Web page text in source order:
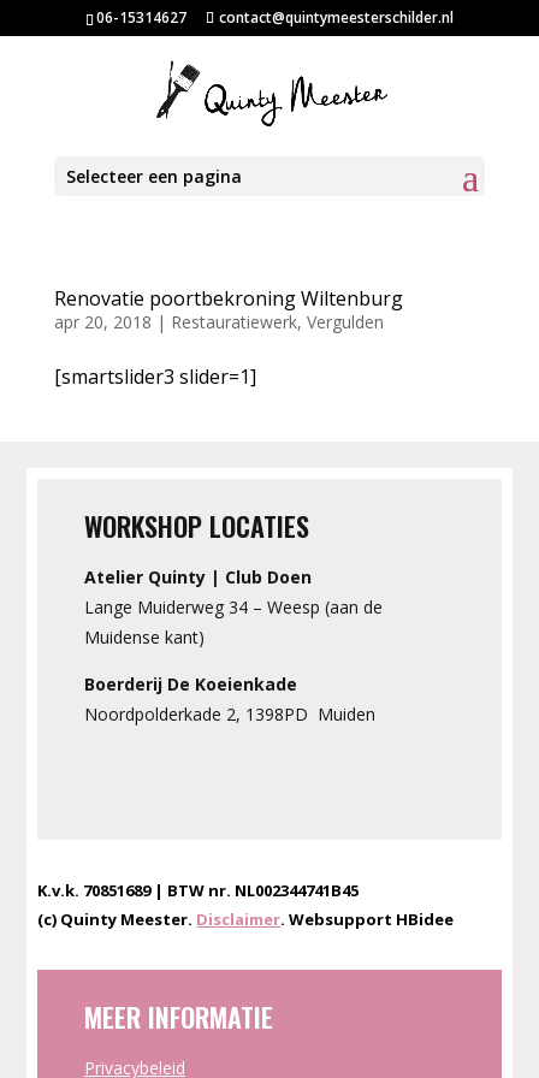
06-15314627 contact@quintymeesterschilder.nl
Selecteer een pagina
Renovatie poortbekroning Wiltenburg
apr 20, 2018 | Restauratiewerk, Vergulden
[smartslider3 slider=1]
WORKSHOP LOCATIES
Atelier Quinty | Club Doen
Lange Muiderweg 34 – Weesp (aan de
Muidense kant)
Boerderij De Koeienkade
Noordpolderkade 2, 1398PD Muiden
K.v.k. 70851689 | BTW nr. NL002344741B45
(c) Quinty Meester. Disclaimer. Websupport HBidee
MEER INFORMATIE
Privacybeleid